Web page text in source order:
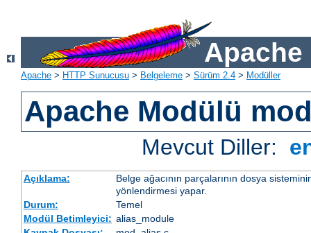
Apache
Apache > HTTP Sunucusu > Belgeleme > Sürüm 2.4 > Modüller
Apache Modülü
Mevcut Diller:
Açıklama:
Belge ağacının parçalarının dosya
yönlendirmesi yapar.
Durum:
Temel
Modül Betimleyici: alias_module